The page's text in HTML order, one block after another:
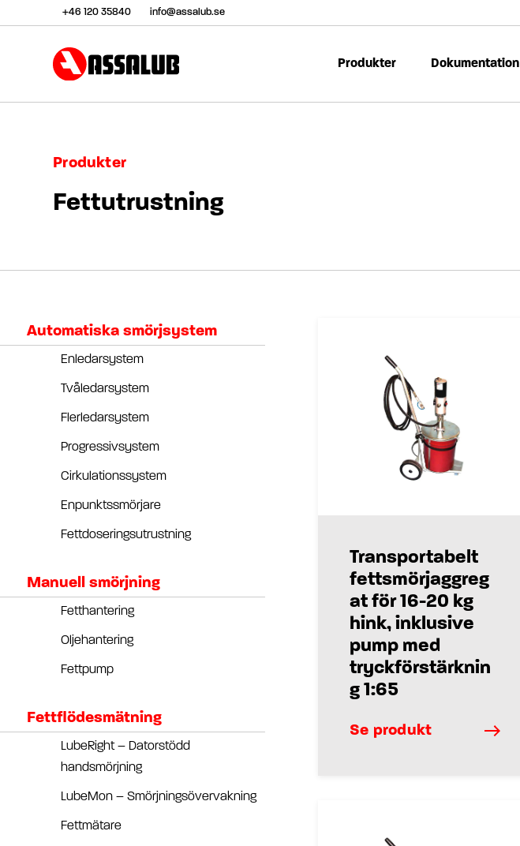
+46 120 35840 info@assalub.se
Produkter Dokumentation
Produkter
Fettutrustning
Automatiska smörjsystem
Enledarsystem
Tvåledarsystem
Flerledarsystem
Progressivsystem
Cirkulationssystem
Enpunktssmörjare
Fettdoseringsutrustning
Manuell smörjning
Fetthantering
Oljehantering
Fettpump
Fettflödesmätning
LubeRight – Datorstödd
handsmörjning
LubeMon – Smörjningsövervakning
Fettmätare
Transportabelt
fettsmörjaggreg
at för 16-20 kg
hink, inklusive
pump med
tryckförstärknin
g 1:65
Se produkt